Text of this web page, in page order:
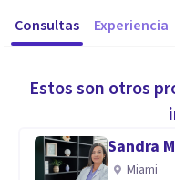
Consultas Experiencia
Estos son otros
Sandra
Miami